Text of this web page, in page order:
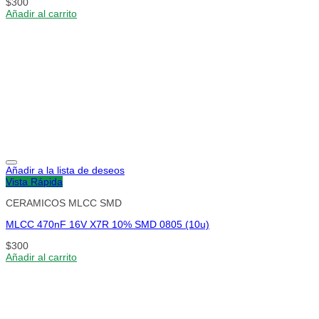
Añadir al carrito
Añadir a la lista de deseos
Vista Rápida
CERAMICOS MLCC SMD
MLCC 470nF 16V X7R 10% SMD 0805 (10u)
$300
Añadir al carrito